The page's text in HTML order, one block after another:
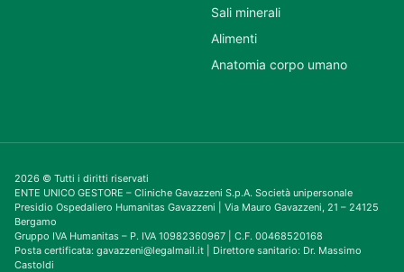
Sali minerali
Alimenti
Anatomia corpo umano
2026 © Tutti i diritti riservati
ENTE UNICO GESTORE – Cliniche Gavazzeni S.p.A. Società unipersonale
Presidio Ospedaliero Humanitas Gavazzeni | Via Mauro Gavazzeni, 21 – 24125
Bergamo
Gruppo IVA Humanitas – P. IVA 10982360967 | C.F. 00468520168
Posta certificata: gavazzeni@legalmail.it | Direttore sanitario: Dr. Massimo
Castoldi